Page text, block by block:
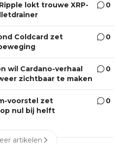
lokt trouwe XRP-
0
Coldcard zet
0
wil Cardano-verhaal
zichtbaar te maken
0
voorstel zet
nul bij helft
0
artikelen